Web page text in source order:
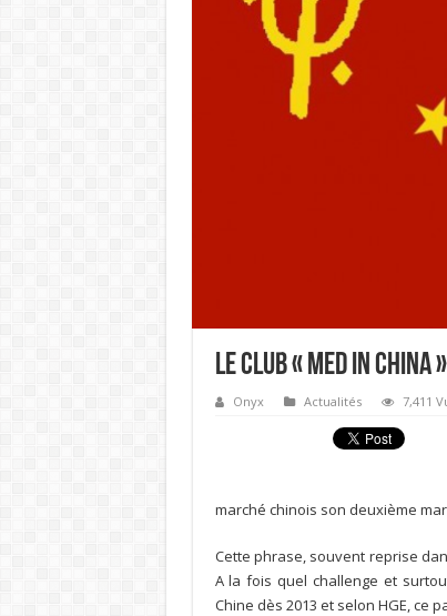
Le Club « Med in China »
Onyx Actualités 7,411
marché chinois son deuxième
Cette phrase, souvent reprise
A la fois quel challenge et
Chine dès 2013 et selon HGE, ce